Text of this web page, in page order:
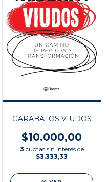
GARABATOS VIUDOS
$10.000,00
3 cuotas sin interés de
$3.333,33